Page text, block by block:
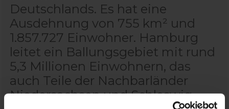
Deutschlands. Es hat eine
Ausdehnung von 755 km² und
1.857.727 Einwohner. Hamburg
leitet ein Ballungsgebiet mit rund
5,3 Millionen Einwohnern, das
auch Teile der Nachbarländer
Niedersachsen und Schleswig-